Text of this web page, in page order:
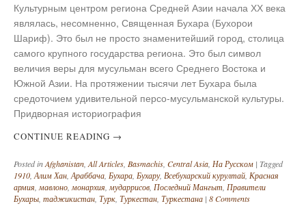
Культурным центром региона Средней Азии начала ХХ века
являлась, несомненно, Священная Бухара (Бухорои
Шариф). Это был не просто знаменитейший город, столица
самого крупного государства региона. Это был символ
величия веры для мусульман всего Среднего Востока и
Южной Азии. На протяжении тысячи лет Бухара была
средоточием удивительной персо-мусульманской культуры.
Придворная историография
CONTINUE READING →
Posted inAfghanistan,All Articles, Basmachis, Central Asia, На Русском | Tagged
1910,Алим Хан,Араббача, Бухара, Бухару, Всебухарский курултай, Красная
армия,мавлоно,монархия,мударрисов, Последний Мангыт, Правители
Бухары, таджикистан, Турк, Туркестан, Туркестана | 8 Comments